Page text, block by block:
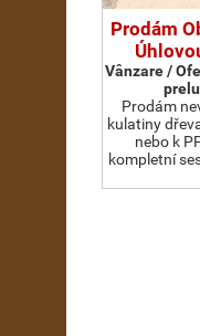
Prodám
Vânzare /
Prodám
kulatiny
nebo k
kompletní